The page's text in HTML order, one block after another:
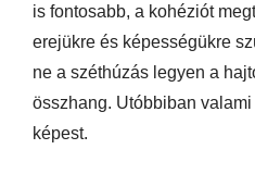
is fontosabb, a kohéziót
erejükre és képességükre
ne a széthúzás legyen a
összhang. Utóbbiban
képest.